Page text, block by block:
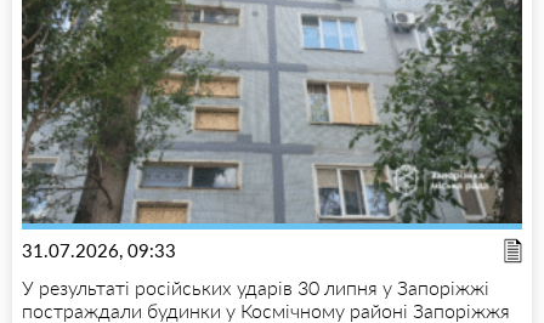
31.07.2026, 09:33
У результаті російських ударів 30 липня у Запоріжжі
постраждали будинки у Космічному районі Запоріжжя